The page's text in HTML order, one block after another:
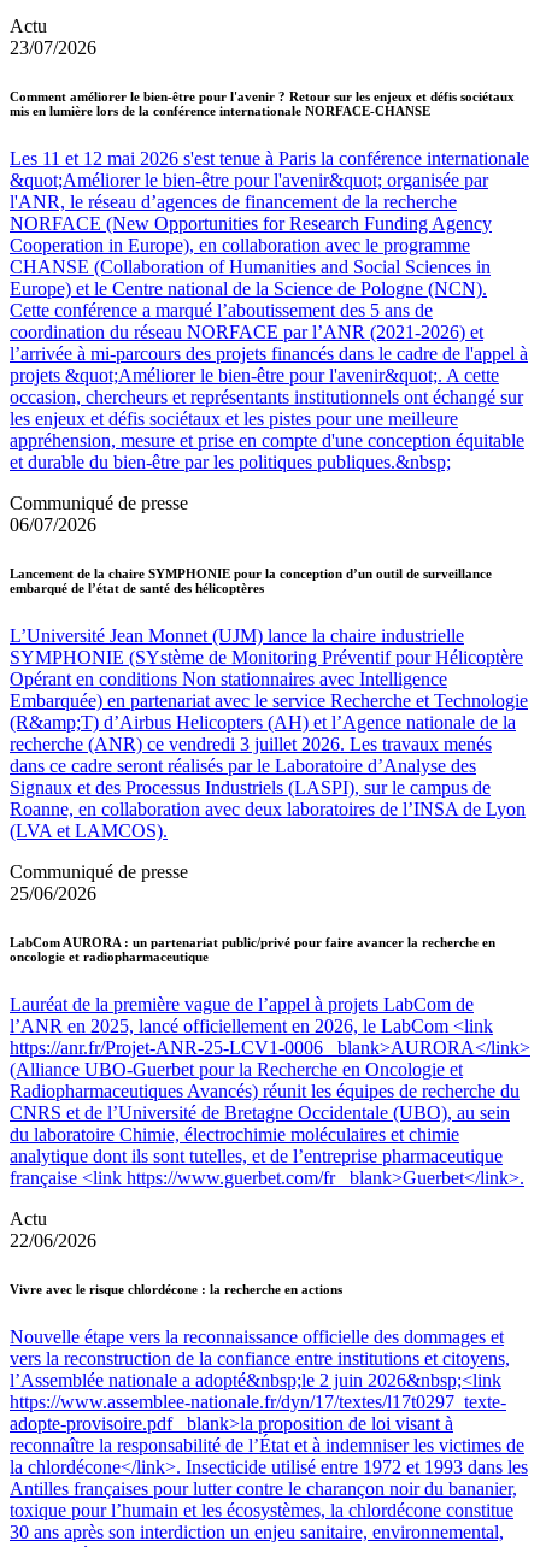
Actu
23/07/2026
Comment améliorer le bien-être pour l'avenir ? Retour sur les enjeux et défis sociétaux
mis en lumière lors de la conférence internationale NORFACE-CHANSE
Les 11 et 12 mai 2026 s'est tenue à Paris la conférence internationale
&quot;Améliorer le bien-être pour l'avenir&quot; organisée par
l'ANR, le réseau d’agences de financement de la recherche
NORFACE (New Opportunities for Research Funding Agency
Cooperation in Europe), en collaboration avec le programme
CHANSE (Collaboration of Humanities and Social Sciences in
Europe) et le Centre national de la Science de Pologne (NCN).
Cette conférence a marqué l’aboutissement des 5 ans de
coordination du réseau NORFACE par l’ANR (2021-2026) et
l’arrivée à mi-parcours des projets financés dans le cadre de l'appel à
projets &quot;Améliorer le bien-être pour l'avenir&quot;. A cette
occasion, chercheurs et représentants institutionnels ont échangé sur
les enjeux et défis sociétaux et les pistes pour une meilleure
appréhension, mesure et prise en compte d'une conception équitable
et durable du bien-être par les politiques publiques.&nbsp;
Communiqué de presse
06/07/2026
Lancement de la chaire SYMPHONIE pour la conception d’un outil de surveillance
embarqué de l’état de santé des hélicoptères
L’Université Jean Monnet (UJM) lance la chaire industrielle
SYMPHONIE (SYstème de Monitoring Préventif pour Hélicoptère
Opérant en conditions Non stationnaires avec Intelligence
Embarquée) en partenariat avec le service Recherche et Technologie
(R&amp;T) d’Airbus Helicopters (AH) et l’Agence nationale de la
recherche (ANR) ce vendredi 3 juillet 2026. Les travaux menés
dans ce cadre seront réalisés par le Laboratoire d’Analyse des
Signaux et des Processus Industriels (LASPI), sur le campus de
Roanne, en collaboration avec deux laboratoires de l’INSA de Lyon
(LVA et LAMCOS).
Communiqué de presse
25/06/2026
LabCom AURORA : un partenariat public/privé pour faire avancer la recherche en
oncologie et radiopharmaceutique
Lauréat de la première vague de l’appel à projets LabCom de
l’ANR en 2025, lancé officiellement en 2026, le LabCom <link
https://anr.fr/Projet-ANR-25-LCV1-0006 _blank>AURORA</link>
(Alliance UBO-Guerbet pour la Recherche en Oncologie et
Radiopharmaceutiques Avancés) réunit les équipes de recherche du
CNRS et de l’Université de Bretagne Occidentale (UBO), au sein
du laboratoire Chimie, électrochimie moléculaires et chimie
analytique dont ils sont tutelles, et de l’entreprise pharmaceutique
française <link https://www.guerbet.com/fr _blank>Guerbet</link>.
Actu
22/06/2026
Vivre avec le risque chlordécone : la recherche en actions
Nouvelle étape vers la reconnaissance officielle des dommages et
vers la reconstruction de la confiance entre institutions et citoyens,
l’Assemblée nationale a adopté&nbsp;le 2 juin 2026&nbsp;<link
https://www.assemblee-nationale.fr/dyn/17/textes/l17t0297_texte-
adopte-provisoire.pdf _blank>la proposition de loi visant à
reconnaître la responsabilité de l’État et à indemniser les victimes de
la chlordécone</link>. Insecticide utilisé entre 1972 et 1993 dans les
Antilles françaises pour lutter contre le charançon noir du bananier,
toxique pour l’humain et les écosystèmes, la chlordécone constitue
30 ans après son interdiction un enjeu sanitaire, environnemental,